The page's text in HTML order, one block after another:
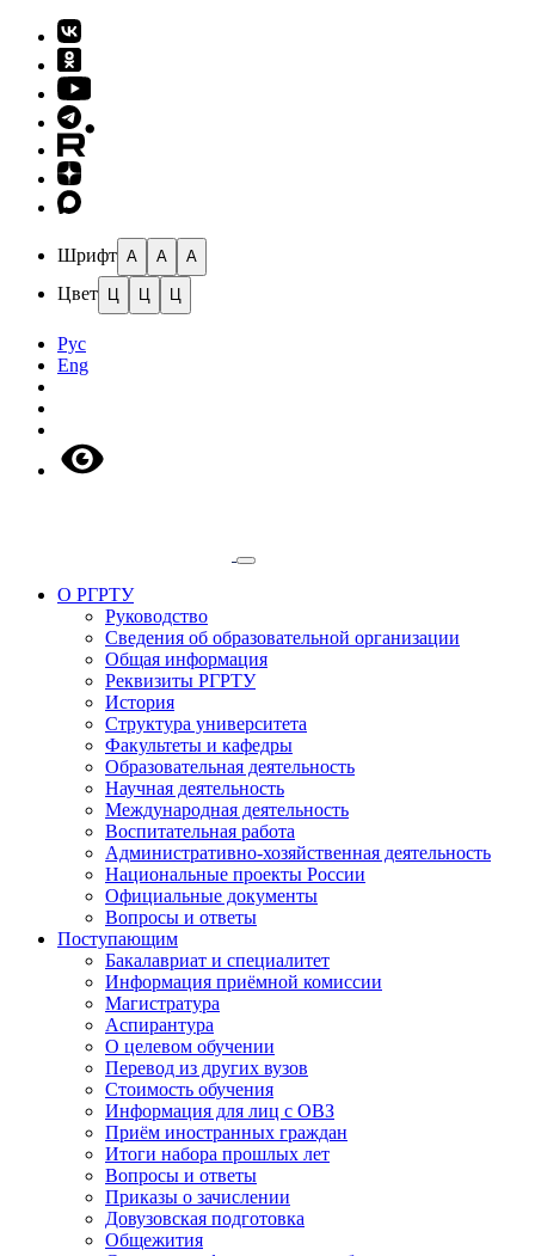
Шрифт A A A
Цвет Ц Ц Ц
Рус
Eng
О РГРТУ
Руководство
Сведения об образовательной организации
Общая информация
Реквизиты РГРТУ
История
Структура университета
Факультеты и кафедры
Образовательная деятельность
Научная деятельность
Международная деятельность
Воспитательная работа
Административно-хозяйственная деятельность
Национальные проекты России
Официальные документы
Вопросы и ответы
Поступающим
Бакалавриат и специалитет
Информация приёмной комиссии
Магистратура
Аспирантура
О целевом обучении
Перевод из других вузов
Стоимость обучения
Информация для лиц с ОВЗ
Приём иностранных граждан
Итоги набора прошлых лет
Вопросы и ответы
Приказы о зачислении
Довузовская подготовка
Общежития